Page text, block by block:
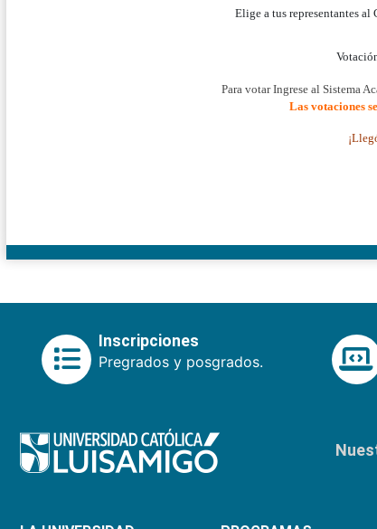
Elige a tus representantes
Para votar Ingrese al Sistema
Las votaciones
Inscripciones
Pregrados y posgrados.